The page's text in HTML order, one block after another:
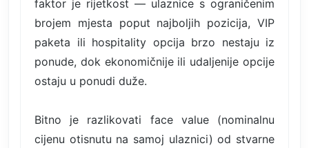
faktor je rijetkost — ulaznice s ograničenim
brojem mjesta poput najboljih pozicija, VIP
paketa ili hospitality opcija brzo nestaju iz
ponude, dok ekonomičnije ili udaljenije opcije
ostaju u ponudi duže.
Bitno je razlikovati face value (nominalnu
cijenu otisnutu na samoj ulaznici) od stvarne